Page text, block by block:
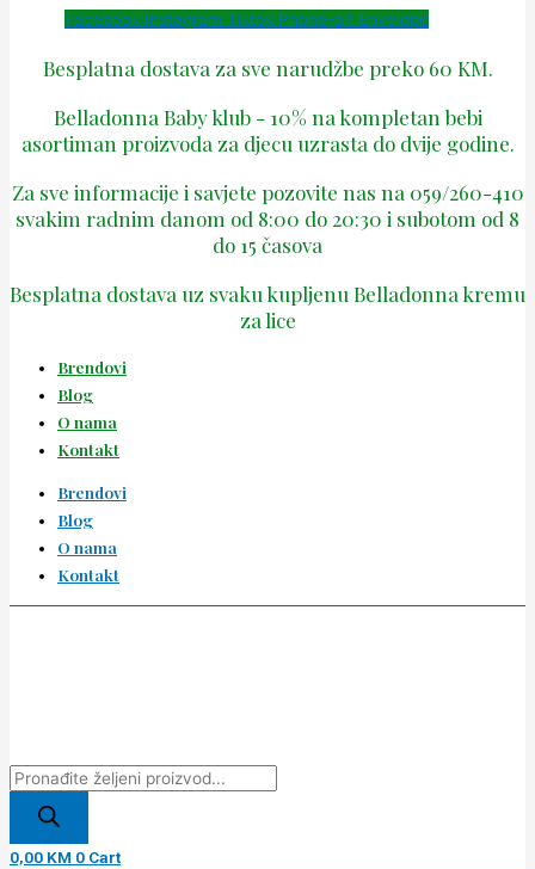
Facebook Instagram Tiktok Phone-alt Envelope
Besplatna dostava za sve narudžbe preko 60 KM.
Belladonna Baby klub - 10% na kompletan bebi
asortiman proizvoda za djecu uzrasta do dvije godine.
Za sve informacije i savjete pozovite nas na 059/260-410
svakim radnim danom od 8:00 do 20:30 i subotom od 8
do 15 časova
Besplatna dostava uz svaku kupljenu Belladonna kremu
za lice
Brendovi
Blog
O nama
Kontakt
Brendovi
Blog
O nama
Kontakt
0,00 KM 0 Cart